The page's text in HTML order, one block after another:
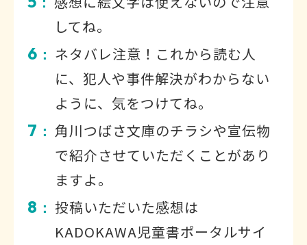
してね。
6 ： ネタバレ注意！これから読む人
に、犯人や事件解決がわからない
ように、気をつけてね。
7 ： 角川つばさ文庫のチラシや宣伝物
で紹介させていただくことがあり
ますよ。
8 ： 投稿いただいた感想は
KADOKAWA児童書ポータルサイ